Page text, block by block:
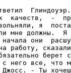
качеств,  -
я
мне должны.
начала они
работу,
с него все, что
- Ты